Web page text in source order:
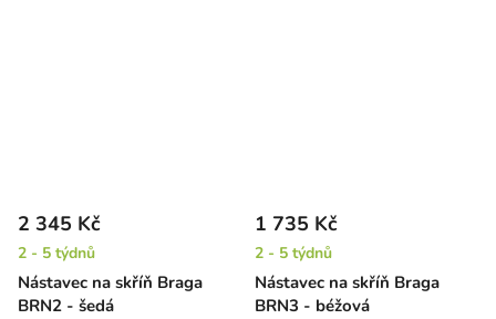
Nástavec na skříň Braga
BRN2 - šedá
2 345 Kč
2 - 5 týdnů
Nástavec na skříň Braga
BRN3 - béžová
1 735 Kč
2 - 5 týdnů